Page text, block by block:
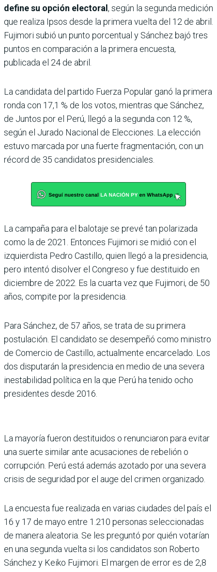
define su opción electoral, según la segunda medición
que realiza Ipsos desde la primera vuelta del 12 de abril.
Fujimori subió un punto porcentual y Sánchez bajó tres
puntos en comparación a la primera encuesta,
publicada el 24 de abril.
La candidata del partido Fuerza Popular ganó la primera
ronda con 17,1 % de los votos, mientras que Sánchez,
de Juntos por el Perú, llegó a la segunda con 12 %,
según el Jurado Nacional de Elecciones. La elección
estuvo marcada por una fuerte fragmentación, con un
récord de 35 candidatos presidenciales.
La campaña para el balotaje se prevé tan polarizada
como la de 2021. Entonces Fujimori se midió con el
izquierdista Pedro Castillo, quien llegó a la presidencia,
pero intentó disolver el Congreso y fue destituido en
diciembre de 2022. Es la cuarta vez que Fujimori, de 50
años, compite por la presidencia.
Para Sánchez, de 57 años, se trata de su primera
postulación. El candidato se desempeñó como ministro
de Comercio de Castillo, actualmente encarcelado. Los
dos disputarán la presidencia en medio de una severa
inestabilidad política en la que Perú ha tenido ocho
presidentes desde 2016.
La mayoría fueron destituidos o renunciaron para evitar
una suerte similar ante acusaciones de rebelión o
corrupción. Perú está además azotado por una severa
crisis de seguridad por el auge del crimen organizado.
La encuesta fue realizada en varias ciudades del país el
16 y 17 de mayo entre 1.210 personas seleccionadas
de manera aleatoria. Se les preguntó por quién votarían
en una segunda vuelta si los candidatos son Roberto
Sánchez y Keiko Fujimori. El margen de error es de 2,8